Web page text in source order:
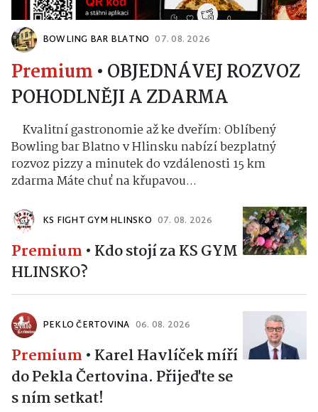
BOWLING BAR BLATNO 07. 08. 2026
Premium • OBJEDNÁVEJ ROZVOZ
POHODLNĚJI A ZDARMA
Kvalitní gastronomie až ke dveřím: Oblíbený
Bowling bar Blatno v Hlinsku nabízí bezplatný
rozvoz pizzy a minutek do vzdálenosti 15 km
zdarma Máte chuť na křupavou...
KS FIGHT GYM HLINSKO 07. 08. 2026
Premium • Kdo stojí za KS GYM
HLINSKO?
PEKLO ČERTOVINA 06. 08. 2026
Premium • Karel Havlíček míří
do Pekla Čertovina. Přijeďte se
s ním setkat!